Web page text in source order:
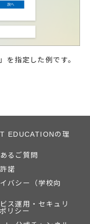
を指定した例です。
EDUCATIONの理
るご質問
諾
バシー（学校向
ス運用・セキュリ
リシー